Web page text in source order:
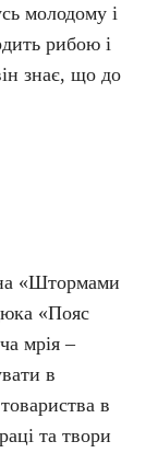
молодому і
рибою і
знає, що до
«Штормами
«Пояс
мрія –
в
в
та твори